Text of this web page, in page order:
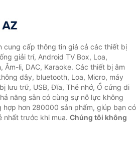
cung cấp thông tin giá cả các thiết bị
giải trí, Android TV Box, Loa,
Âm-li, DAC, Karaoke. Các thiết bị âm
dây, bluetooth, Loa, Micro, máy
lưu trữ, USB, Đĩa, Thẻ nhớ, Ổ cứng di
năng sẵn có cùng sự nỗ lực không
hơn 280000 sản phẩm, giúp bạn có
nhất trước khi mua. Chúng tôi không